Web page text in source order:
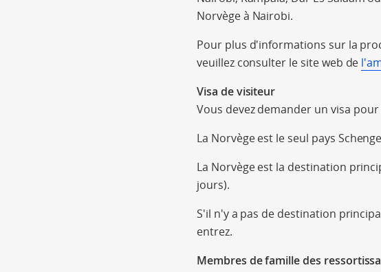
Norvège à Nairobi.
Pour plus d'informations sur la
veuillez consulter le site web de
Visa de visiteur
Vous devez demander un visa pour
La Norvège est le seul pays
La Norvège est la destination
jours).
S'il n'y a pas de destination
entrez.
Membres de famille des